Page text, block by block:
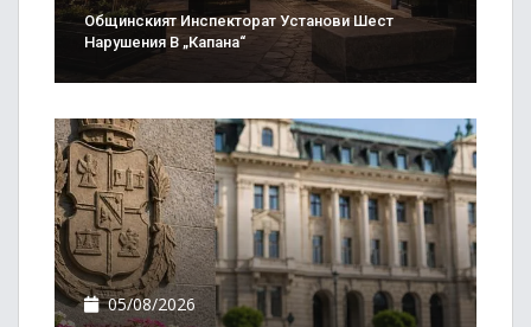
Общинският Инспекторат Установи Шест
Нарушения В „Капана“
05/08/2026